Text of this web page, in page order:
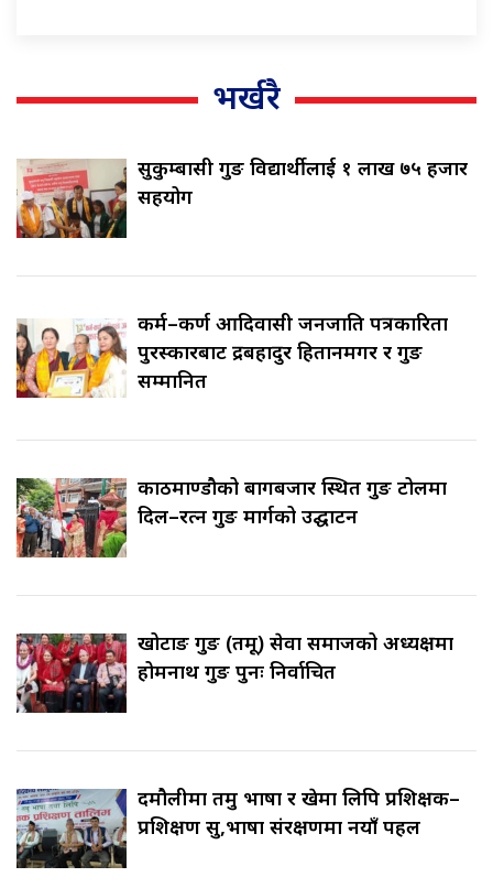
भर्खरै
सुकुम्बासी गुरुङ विद्यार्थीलाई १ लाख ७५ हजार
सहयोग
कर्म–कर्ण आदिवासी जनजाति पत्रकारिता
पुरस्कारबाट रुद्रबहादुर हितानमगर र गुरुङ
सम्मानित
काठमाण्डौको बागबजार स्थित गुरुङ टोलमा
दिल–रत्न गुरुङ मार्गको उद्घाटन
खोटाङ गुरुङ (तमू) सेवा समाजको अध्यक्षमा
होमनाथ गुरुङ पुनः निर्वाचित
दमौलीमा तमु भाषा र खेमा लिपि प्रशिक्षक–
प्रशिक्षण सुरु,भाषा संरक्षणमा नयाँ पहल